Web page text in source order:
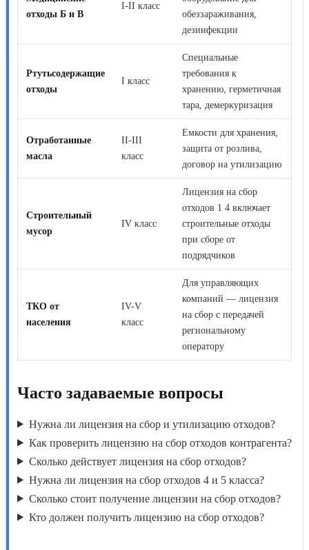
отходы Б и В
I-II класс
обеззараживания,
дезинфекции
Ртутьсодержащие
отходы
I класс
Специальные
требования к
хранению, герметичная
тара, демеркуризация
Отработанные
масла
II-III
класс
Емкости для хранения,
защита от розлива,
договор на утилизацию
Строительный
мусор
IV класс
Лицензия на сбор
отходов 1 4 включает
строительные отходы
при сборе от
подрядчиков
ТКО от
населения
IV-V
класс
Для управляющих
компаний — лицензия
на сбор с передачей
региональному
оператору
Часто задаваемые вопросы
Нужна ли лицензия на сбор и утилизацию отходов?
Как проверить лицензию на сбор отходов контрагента?
Сколько действует лицензия на сбор отходов?
Нужна ли лицензия на сбор отходов 4 и 5 класса?
Сколько стоит получение лицензии на сбор отходов?
Кто должен получить лицензию на сбор отходов?